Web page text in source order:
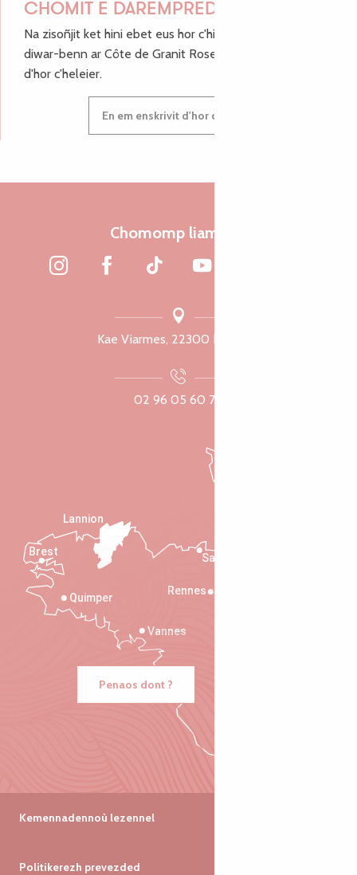
CHOMIT E DAREMPRED !
Na zisoñjit ket hini ebet eus hor c'hinnigoù mat ha keleier
diwar-benn ar Côte de Granit Rose, enskrivit hoc'h anv
d'hor c'heleier.
En em enskrivit d'hor c'heleier
Chomomp liammet
Kae Viarmes, 22300 Lannuon
02 96 05 60 70
Saint-Malo
Rennes
Vannes
Quimper
Lannion
Brest
Penaos dont ?
Kemennadennoù lezennel
Politikerezh prevezded